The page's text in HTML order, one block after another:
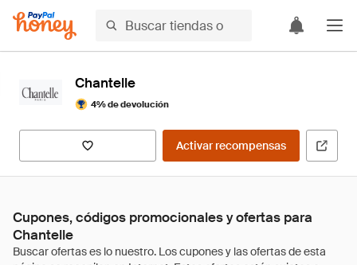
Chantelle
4% de devolución
Activar recompensas
Cupones, códigos promocionales y ofertas para
Chantelle